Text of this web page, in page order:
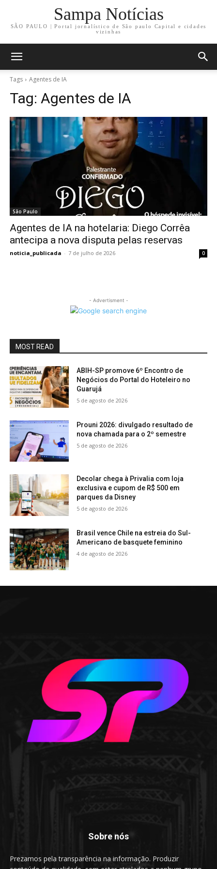
Sampa Notícias
SÃO PAULO | Portal jornalístico de São paulo Capital e cidades
vizinhas
Tags Agentes de IA
Tag: Agentes de IA
São Paulo
Agentes de IA na hotelaria: Diego Corrêa
antecipa a nova disputa pelas reservas
noticia_publicada - 7 de julho de 2026 0
- Advertisment -
MOST READ
ABIH-SP promove 6º Encontro de
Negócios do Portal do Hoteleiro no
Guarujá
5 de agosto de 2026
Prouni 2026: divulgado resultado de
nova chamada para o 2º semestre
5 de agosto de 2026
Decolar chega à Privalia com loja
exclusiva e cupom de R$ 500 em
parques da Disney
5 de agosto de 2026
Brasil vence Chile na estreia do Sul-
Americano de basquete feminino
4 de agosto de 2026
Sobre nós
Prezamos pela transparência na informação. Produzir